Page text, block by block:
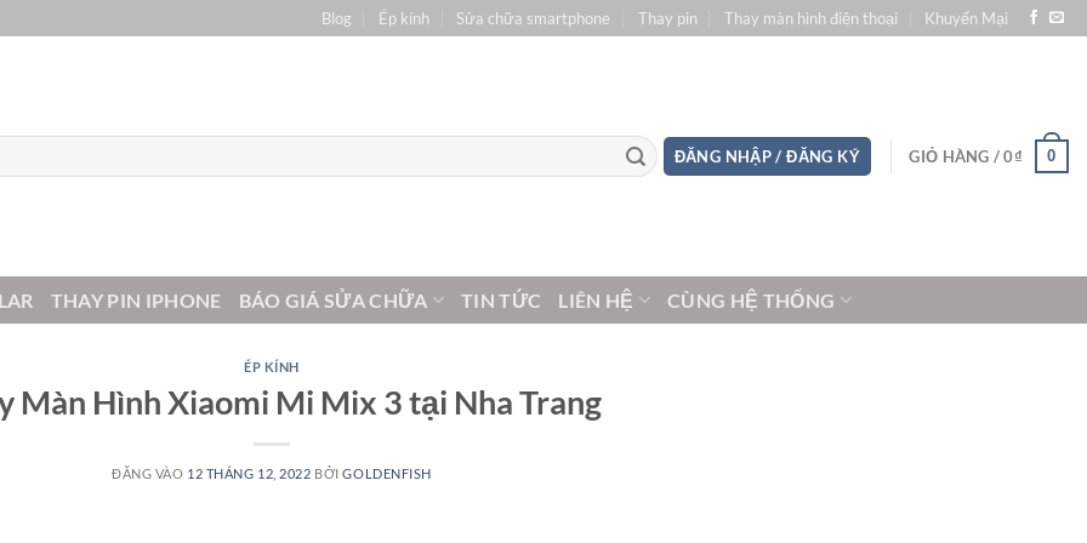
Blog Ép kính Sửa chữa smartphone Thay pin Thay màn hình điện thoại Khuyến Mại
ĐĂNG NHẬP / ĐĂNG KÝ GIỎ HÀNG /0₫ 0
THAY PIN IPHONE BÁO GIÁ SỬA CHỮA TIN TỨC LIÊN HỆ CÙNG HỆ THỐNG
ÉP KÍNH
Màn Hình Xiaomi Mi Mix 3 tại Nha Trang
ĐĂNG VÀO 12 THÁNG 12, 2022 BỞIGOLDENFISH